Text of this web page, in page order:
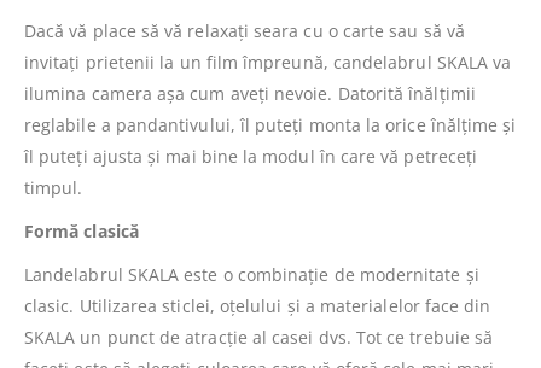
Dacă vă place să vă relaxați seara cu o carte sau să vă
invitați prietenii la un film împreună, candelabrul SKALA va
ilumina camera așa cum aveți nevoie. Datorită înălțimii
reglabile a pandantivului, îl puteți monta la orice înălțime și
îl puteți ajusta și mai bine la modul în care vă petreceți
timpul.
Formă clasică
Landelabrul SKALA este o combinație de modernitate și
clasic. Utilizarea sticlei, oțelului și a materialelor face din
SKALA un punct de atracție al casei dvs. Tot ce trebuie să